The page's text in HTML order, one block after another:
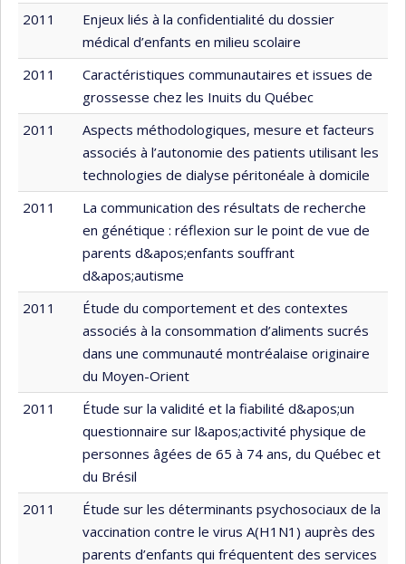
2011
Enjeux liés à la confidentialité du dossier
médical d’enfants en milieu scolaire
2011
Caractéristiques communautaires et issues de
grossesse chez les Inuits du Québec
2011
Aspects méthodologiques, mesure et facteurs
associés à l’autonomie des patients utilisant les
technologies de dialyse péritonéale à domicile
2011
La communication des résultats de recherche
en génétique : réflexion sur le point de vue de
parents d&apos;enfants souffrant
d&apos;autisme
2011
Étude du comportement et des contextes
associés à la consommation d’aliments sucrés
dans une communauté montréalaise originaire
du Moyen-Orient
2011
Étude sur la validité et la fiabilité d&apos;un
questionnaire sur l&apos;activité physique de
personnes âgées de 65 à 74 ans, du Québec et
du Brésil
2011
Étude sur les déterminants psychosociaux de la
vaccination contre le virus A(H1N1) auprès des
parents d’enfants qui fréquentent des services